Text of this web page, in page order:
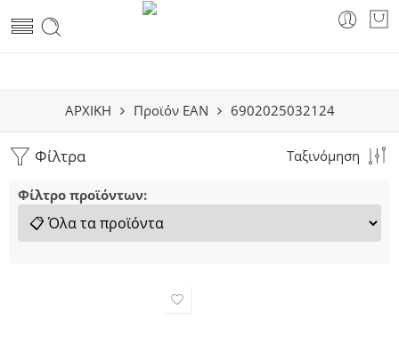
ΑΡΧΙΚΗ Προϊόν EAN 6902025032124
Φίλτρα Ταξινόμηση
Φίλτρο προϊόντων: